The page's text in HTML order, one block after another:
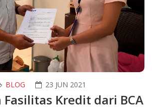
BLOG 23 JUN 2021
Fasilitas Kredit dari BCA